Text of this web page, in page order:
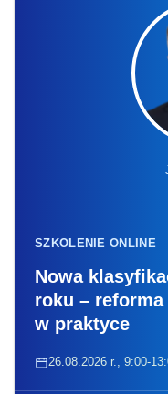
SZKOLENIE ONLINE
Nowa
roku –
w praktyce
26.08.2026 r., 9:00-